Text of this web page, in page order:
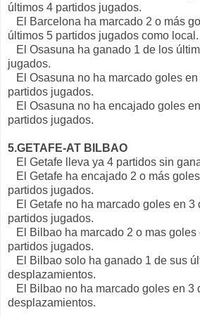
últimos 4 partidos jugados.
El Barcelona ha marcado 2 o más
últimos 5 partidos jugados como local.
El Osasuna ha ganado 1 de los
jugados.
El Osasuna no ha marcado goles
partidos jugados.
El Osasuna no ha encajado goles
partidos jugados.
5.GETAFE-AT BILBAO
El Getafe lleva ya 4 partidos sin
El Getafe ha encajado 2 o más
partidos jugados.
El Getafe no ha marcado goles en 3
partidos jugados.
El Bilbao ha marcado 2 o mas goles
partidos jugados.
El Bilbao solo ha ganado 1 de sus
desplazamientos.
El Bilbao no ha marcado goles en 3
desplazamientos.